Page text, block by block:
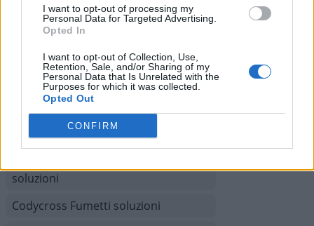
I want to opt-out of processing my
Personal Data for Targeted Advertising.
Opted In
I want to opt-out of Collection, Use,
Retention, Sale, and/or Sharing of my
Personal Data that Is Unrelated with the
Purposes for which it was collected.
Opted Out
CONFIRM
Codycross Giochi soluzioni
Codycross Mesopotamia soluzioni
Codycross Città del Futuro soluzioni
Codycross Australia soluzioni
Codycross Isola del tesoro soluzioni
soluzioni
Codycross Fumetti soluzioni